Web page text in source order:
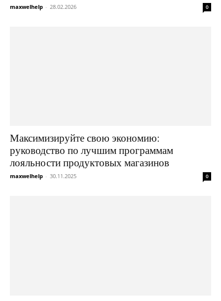
maxwelhelp - 28.02.2026 0
Максимизируйте свою экономию:
руководство по лучшим программам
лояльности продуктовых магазинов
maxwelhelp - 30.11.2025 0